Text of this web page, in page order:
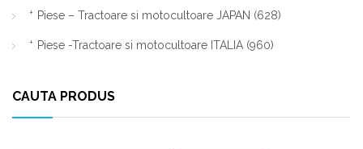
Piese – Tractoare si motocultoare JAPAN (628)
Piese -Tractoare si motocultoare ITALIA (960)
CAUTA PRODUS